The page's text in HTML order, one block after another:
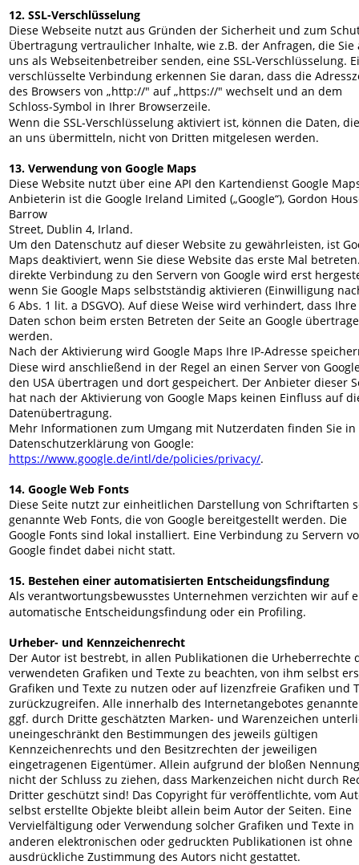
12. SSL-Verschlüsselung
Diese Webseite nutzt aus Gründen der Sicherheit und zum
Übertragung vertraulicher Inhalte, wie z.B. der Anfragen, die
uns als Webseitenbetreiber senden, eine SSL-Verschlüsselung.
verschlüsselte Verbindung erkennen Sie daran, dass die
des Browsers von „http://" auf „https://" wechselt und an dem
Schloss-Symbol in Ihrer Browserzeile.
Wenn die SSL-Verschlüsselung aktiviert ist, können die Daten,
an uns übermitteln, nicht von Dritten mitgelesen werden.
13. Verwendung von Google Maps
Diese Website nutzt über eine API den Kartendienst Google
Anbieterin ist die Google Ireland Limited („Google“), Gordon
Barrow
Street, Dublin 4, Irland.
Um den Datenschutz auf dieser Website zu gewährleisten, ist
Maps deaktiviert, wenn Sie diese Website das erste Mal
direkte Verbindung zu den Servern von Google wird erst
wenn Sie Google Maps selbstständig aktivieren (Einwilligung
6 Abs. 1 lit. a DSGVO). Auf diese Weise wird verhindert, dass Ihre
Daten schon beim ersten Betreten der Seite an Google
werden.
Nach der Aktivierung wird Google Maps Ihre IP-Adresse
Diese wird anschließend in der Regel an einen Server von
den USA übertragen und dort gespeichert. Der Anbieter dieser
hat nach der Aktivierung von Google Maps keinen Einfluss auf
Datenübertragung.
Mehr Informationen zum Umgang mit Nutzerdaten finden Sie
Datenschutzerklärung von Google:
https://www.google.de/intl/de/policies/privacy/.
14. Google Web Fonts
Diese Seite nutzt zur einheitlichen Darstellung von Schriftarten
genannte Web Fonts, die von Google bereitgestellt werden. Die
Google Fonts sind lokal installiert. Eine Verbindung zu Servern
Google findet dabei nicht statt.
15. Bestehen einer automatisierten Entscheidungsfindung
Als verantwortungsbewusstes Unternehmen verzichten wir auf
automatische Entscheidungsfindung oder ein Profiling.
Urheber- und Kennzeichenrecht
Der Autor ist bestrebt, in allen Publikationen die Urheberrechte
verwendeten Grafiken und Texte zu beachten, von ihm selbst
Grafiken und Texte zu nutzen oder auf lizenzfreie Grafiken und
zurückzugreifen. Alle innerhalb des Internetangebotes
ggf. durch Dritte geschätzten Marken- und Warenzeichen
uneingeschränkt den Bestimmungen des jeweils gültigen
Kennzeichenrechts und den Besitzrechten der jeweiligen
eingetragenen Eigentümer. Allein aufgrund der bloßen
nicht der Schluss zu ziehen, dass Markenzeichen nicht durch
Dritter geschützt sind! Das Copyright für veröffentlichte, vom
selbst erstellte Objekte bleibt allein beim Autor der Seiten. Eine
Vervielfältigung oder Verwendung solcher Grafiken und Texte in
anderen elektronischen oder gedruckten Publikationen ist ohne
ausdrückliche Zustimmung des Autors nicht gestattet.